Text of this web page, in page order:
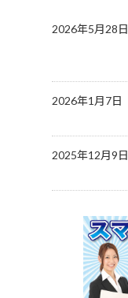
2026年5月28日
2026年1月7日
2025年12月9日